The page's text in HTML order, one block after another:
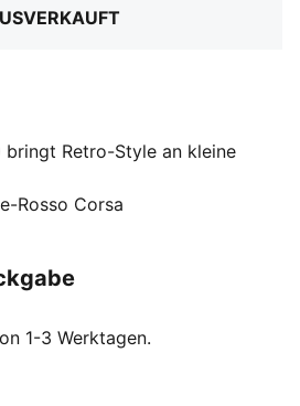
bringt Retro-Style an kleine
Style der 80er: Diese
Retro-Vibes auf den
und praktischem
oder Spielen – sie bringen
in jedes kleine und große
Ferrari Branding-Details für
Rosso Corsa
1-3 Werktagen.